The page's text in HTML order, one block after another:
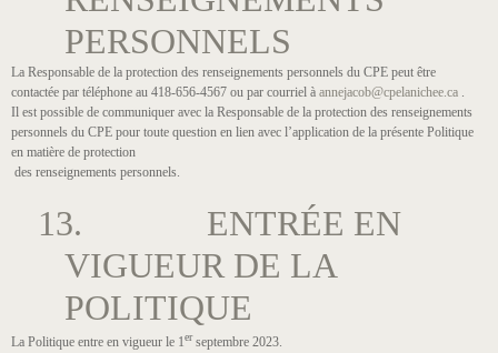
PERSONNELS
La Responsable de la protection des renseignements personnels du CPE peut être
contactée par téléphone au 418-656-4567 ou par courriel à annejacob@cpelanichee.ca .
Il est possible de communiquer avec la Responsable de la protection des renseignements
personnels du CPE pour toute question en lien avec l’application de la présente Politique
en matière de protection
des renseignements personnels.
13. ENTRÉE EN
VIGUEUR DE LA
POLITIQUE
La Politique entre en vigueur le 1er septembre 2023.